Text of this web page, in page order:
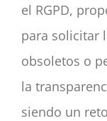
el RGPD,
para solicitar
obsoletos o
la
siendo un